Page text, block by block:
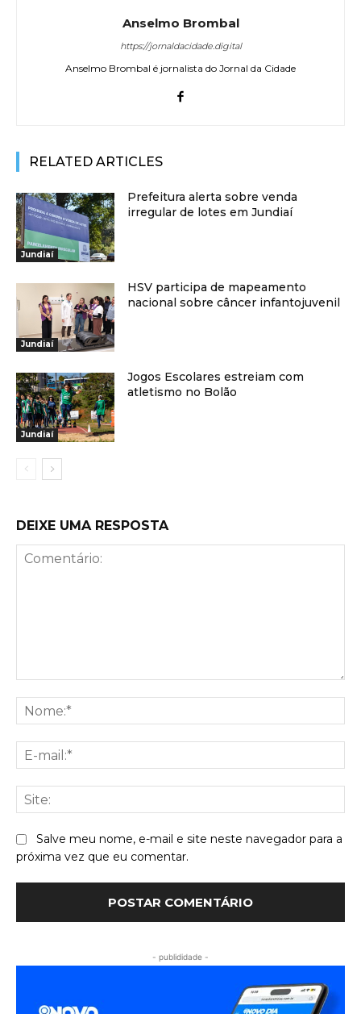
Anselmo Brombal
https://jornaldacidade.digital
Anselmo Brombal é jornalista do Jornal da Cidade
RELATED ARTICLES
Jundiaí
Prefeitura alerta sobre venda
irregular de lotes em Jundiaí
Jundiaí
HSV participa de mapeamento
nacional sobre câncer infantojuvenil
Jundiaí
Jogos Escolares estreiam com
atletismo no Bolão
DEIXE UMA RESPOSTA
Salve meu nome, e-mail e site neste navegador para a
próxima vez que eu comentar.
- publididade -